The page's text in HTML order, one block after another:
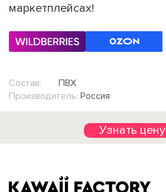
маркетплейсах!
Состав:
ПВХ
Производитель: Россия
Узнать цену